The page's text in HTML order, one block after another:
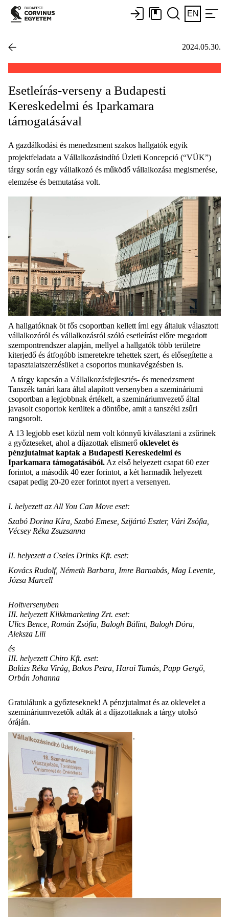
EN
2024.05.30.
Esetleírás-verseny a Budapesti
Kereskedelmi és Iparkamara
támogatásával
A gazdálkodási és menedzsment szakos hallgatók egyik
projektfeladata a Vállalkozásindító Üzleti Koncepció (“VÜK”)
tárgy során egy vállalkozó és működő vállalkozása megismerése,
elemzése és bemutatása volt.
A hallgatóknak öt fős csoportban kellett írni egy általuk választott
vállalkozóról és vállalkozásról szóló esetleírást előre megadott
szempontrendszer alapján, mellyel a hallgatók több területre
kiterjedő és átfogóbb ismeretekre tehettek szert, és elősegítette a
tapasztalatszerzésüket a csoportos munkavégzésben is.
A tárgy kapcsán a Vállalkozásfejlesztés- és menedzsment
Tanszék tanári kara által alapított versenyben a szemináriumi
csoportban a legjobbnak értékelt, a szemináriumvezető által
javasolt csoportok kerültek a döntőbe, amit a tanszéki zsűri
rangsorolt.
A 13 legjobb eset közül nem volt könnyű kiválasztani a zsűrinek
a győzteseket, ahol a díjazottak elismerő oklevelet és
pénzjutalmat kaptak a Budapesti Kereskedelmi és
Iparkamara támogatásából. Az első helyezett csapat 60 ezer
forintot, a második 40 ezer forintot, a két harmadik helyezett
csapat pedig 20-20 ezer forintot nyert a versenyen.
I. helyezett az All You Can Move eset:
Szabó Dorina Kíra, Szabó Emese, Szijártó Eszter, Vári Zsófia,
Vécsey Réka Zsuzsanna
II. helyezett a Cseles Drinks Kft. eset:
Kovács Rudolf, Németh Barbara, Imre Barnabás, Mag Levente,
Józsa Marcell
Holtversenyben
III. helyezett Klikkmarketing Zrt. eset:
Ulics Bence, Román Zsófia, Balogh Bálint, Balogh Dóra,
Aleksza Lili
és
III. helyezett Chiro Kft. eset:
Balázs Réka Virág, Bakos Petra, Harai Tamás, Papp Gergő,
Orbán Johanna
Gratulálunk a győzteseknek! A pénzjutalmat és az oklevelet a
szemináriumvezetők adták át a díjazottaknak a tárgy utolsó
óráján.
.